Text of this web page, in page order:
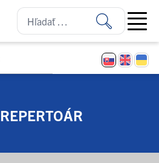
Open
REPERTOÁR